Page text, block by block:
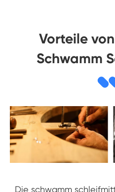
Vorteile
Schwamm
Die schwamm